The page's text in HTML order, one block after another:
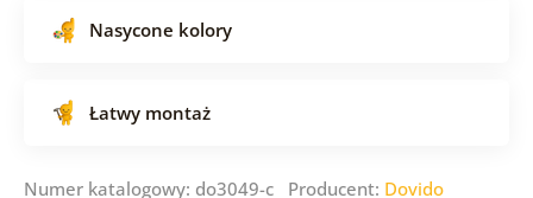
Nasycone kolory
Łatwy montaż
Numer katalogowy: do3049-c Producent: Dovido